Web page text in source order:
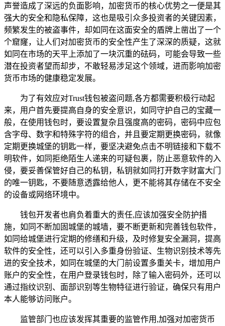
声誉造成了深远的负面影响，加密货币的核心优势之一便是其
强大的安全和隐私保障，这也是吸引众多投资者的关键因素，
频繁发生的被盗事件，却如同在这面安全的盾牌上凿出了一个
个窟窿，让人们对加密货币的安全性产生了深深的质疑，这就
如同在市场的天平上添加了一块沉重的砝码，可能会导致一些
潜在投资者望而却步，不敢轻易涉足这个领域，进而影响加密
货币市场的健康稳定发展。
为了有效应对Trust钱包被盗问题,各方都需要积极行动起
来，用户首先要提高自身的安全意识，如同守护自己的宝藏一
般，在使用钱包时，要设置复杂且强度高的密码，密码中应包
含字母、数字和特殊字符的组合，并且要定期更换密码，就像
定期更换城堡的钥匙一样，要坚决避免点击不明链接和下载不
明软件，如同拒绝陌生人递来的可疑包裹，防止恶意软件的入
侵，要妥善保管好自己的私钥，私钥就如同打开数字财富大门
的唯一钥匙，不要随意透露给他人，更不能将其存储在不安全
的设备或网络环境中。
钱包开发者也肩负着重大的责任,应该加强安全防护措
施，如同不断加固城堡的城墙，要不断更新和完善钱包软件，
如同给城堡进行定期的修缮和升级，及时修复安全漏洞，提高
软件的安全性，还可以引入多重身份验证、生物识别技术等先
进的安全技术，如同在城堡的大门前设置多重关卡，增加用户
账户的安全性，在用户登录钱包时，除了输入密码外，还可以
通过指纹识别、面部识别等生物特征进行验证，确保只有用户
本人能够访问账户。
监管部门也应该发挥其重要的监管作用,加强对加密货币